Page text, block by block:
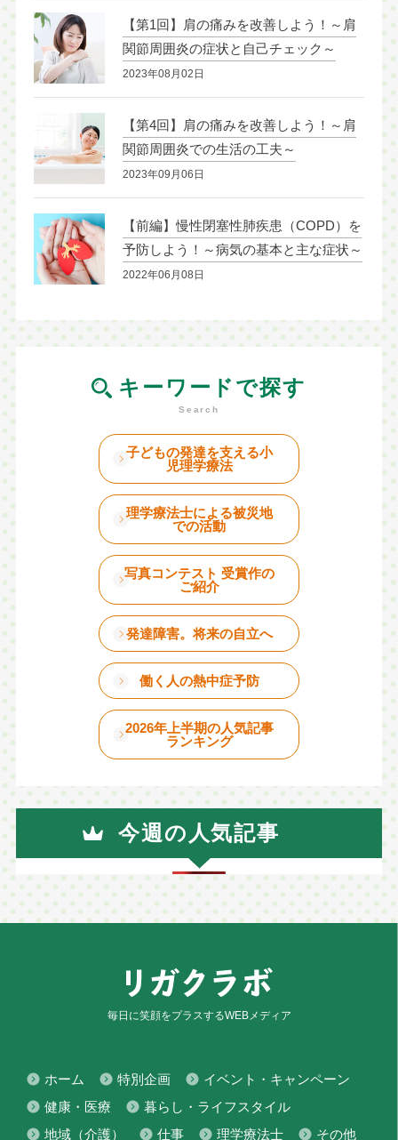
【第1回】肩の痛みを改善しよう！～肩
関節周囲炎の症状と自己チェック～
2023年08月02日
【第4回】肩の痛みを改善しよう！～肩
関節周囲炎での生活の工夫～
2023年09月06日
【前編】慢性閉塞性肺疾患（COPD）を
予防しよう！～病気の基本と主な症状～
2022年06月08日
キーワードで探す
子どもの発達を支える小
児理学療法
理学療法士による被災地
での活動
写真コンテスト 受賞作の
ご紹介
発達障害。将来の自立へ
働く人の熱中症予防
2026年上半期の人気記事
ランキング
今週の人気記事
毎日に笑顔をプラスするWEBメディア
ホーム 特別企画
イベント・キャンペーン
健康・医療
暮らし・ライフスタイル
地域（介護）
仕事 理学療法士 その他